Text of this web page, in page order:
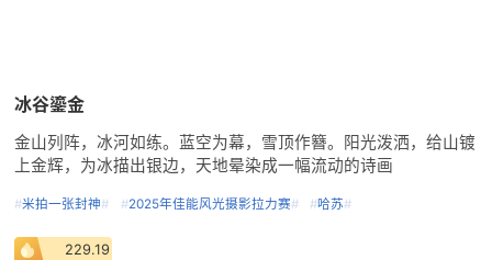
冰谷鎏金
金山列阵，冰河如练。蓝空为幕，雪顶作簪。阳光泼洒，给山镀
上金辉，为冰描出银边，天地晕染成一幅流动的诗画
#米拍一张封神# #2025年佳能风光摄影拉力赛# #哈苏#
229.19